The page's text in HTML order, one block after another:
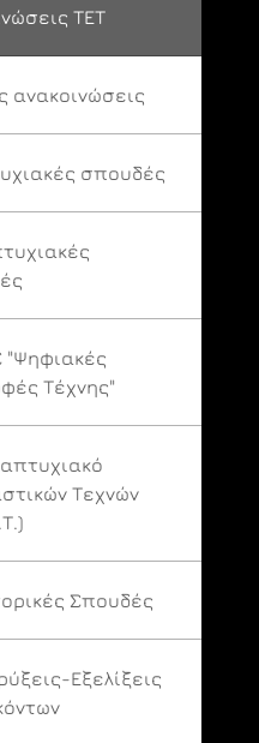
ΤΕΤ
ανακοινώσεις
σπουδές
Τέχνης"
Τεχνών
Σπουδές
Εξελίξεις